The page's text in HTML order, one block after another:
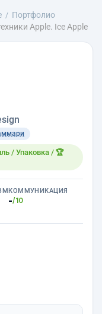
Портфолио
Apple. Ice Apple
/ Упаковка / 🏆
КОММУНИКАЦИЯ
-/10